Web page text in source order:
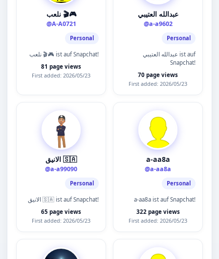
نلعب 🎬🎮
@A-A0721
Personal
نلعب 🎬🎮 ist auf Snapchat!
81 page views
First added: 2026/05/23
عبدالله العتيبي
@a-a9602
Personal
عبدالله العتيبي ist auf
Snapchat!
70 page views
First added: 2026/05/23
الانيق 🇸🇦
@a-a99090
Personal
الانيق 🇸🇦 ist auf Snapchat!
65 page views
First added: 2026/05/23
a-aa8a
@a-aa8a
Personal
a-aa8a ist auf Snapchat!
322 page views
First added: 2026/05/23